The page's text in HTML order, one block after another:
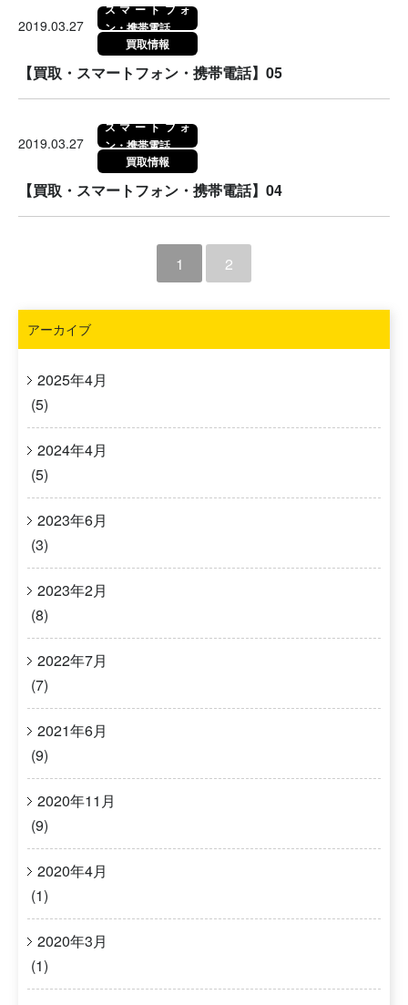
2019.03.27
スマートフォ
ン・携帯電話
買取情報
【買取・スマートフォン・携帯電話】05
2019.03.27
スマートフォ
ン・携帯電話
買取情報
【買取・スマートフォン・携帯電話】04
1 2
アーカイブ
2025年4月
(5)
2024年4月
(5)
2023年6月
(3)
2023年2月
(8)
2022年7月
(7)
2021年6月
(9)
2020年11月
(9)
2020年4月
(1)
2020年3月
(1)